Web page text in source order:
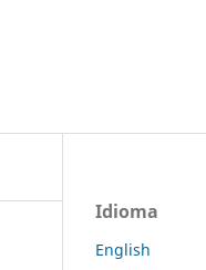
Idioma
English